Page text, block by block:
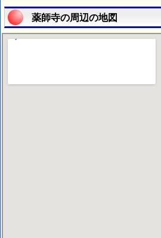
薬師寺の周辺の地図